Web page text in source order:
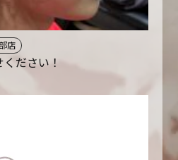
店
ださい！